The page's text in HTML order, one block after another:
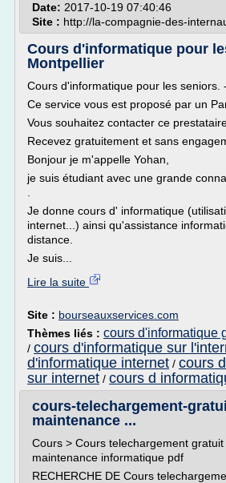
Date: 2017-10-19 07:40:46
Site : http://la-compagnie-des-
Cours d'informatique pour
Montpellier
Cours d'informatique pour les seniors.
Ce service vous est proposé par un
Vous souhaitez contacter ce
Recevez gratuitement et sans
Bonjour je m'appelle Yohan,
je suis étudiant avec une grande
Je donne cours d' informatique
internet...) ainsi qu'assistance
distance.
Je suis...
Lire la suite
Site : bourseauxservices.com
Thèmes liés : cours d'informatique
/ cours d'informatique sur
d'informatique internet / cours
sur internet / cours d
cours-telechargement-
maintenance ...
Cours > Cours telechargement
maintenance informatique pdf
RECHERCHE DE Cours